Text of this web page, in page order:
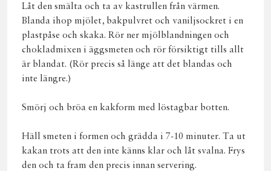
Låt den smälta och ta av kastrullen från värmen.
Blanda ihop mjölet, bakpulvret och vaniljsockret i en
plastpåse och skaka. Rör ner mjölblandningen och
chokladmixen i äggsmeten och rör försiktigt tills allt
är blandat. (Rör precis så länge att det blandas och
inte längre.)
Smörj och bröa en kakform med löstagbar botten.
Häll smeten i formen och grädda i 7-10 minuter. Ta ut
kakan trots att den inte känns klar och låt svalna. Frys
den och ta fram den precis innan servering.